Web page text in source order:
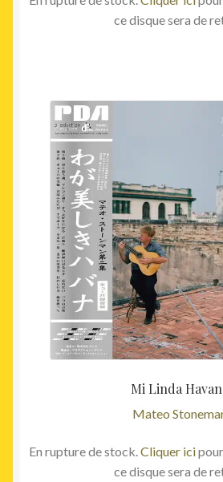
ce disque sera de
Mi Linda
Mateo
En rupture de stock.Cliquer icipour
ce disque sera de